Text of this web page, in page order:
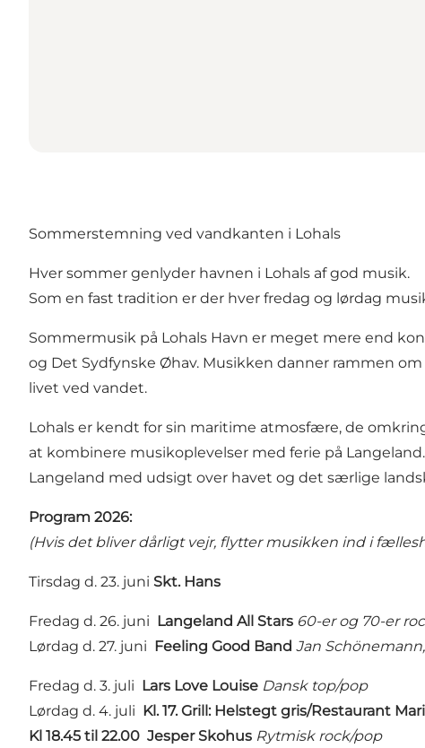
Sommerstemning ved vandkanten i Lohals
Hver sommer genlyder havnen i Lohals af god musik.
Som en fast tradition er der hver fredag og lørdag
Sommermusik på Lohals Havn er meget mere end
og Det Sydfynske Øhav. Musikken danner rammen
livet ved vandet.
Lohals er kendt for sin maritime atmosfære, de
at kombinere musikoplevelser med ferie på
Langeland med udsigt over havet og det særlige
Program 2026:
(Hvis det bliver dårligt vejr, flytter musikken ind i
Tirsdag d. 23. juni Skt.
Fredag d. 26. juni Langeland All Stars 60-er og 70-er
Lørdag d. 27. juni Feeling Good Band Jan
Fredag d. 3. juli Lars Love Louise Dansk top/pop
Lørdag d. 4. juli Kl. 17. Grill: Helstegt gris/Restaurant
Kl 18.45 til 22.00 Jesper Skohus Rytmisk rock/pop